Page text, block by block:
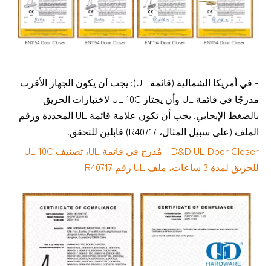
- في أمريكا الشمالية (قائمة UL): يجب أن يكون الجهاز الأقرب
مدرجًا في قائمة UL وأن يجتاز UL 10C لاختبارات الحريق
بالضغط الإيجابي. يجب أن تكون علامة قائمة UL المحددة ورقم
الملف (على سبيل المثال، R40717) قابلين للتحقق.
D&D UL Door Closer - مُدرج في قائمة UL، تصنيف UL 10C
للحريق لمدة 3 ساعات، ملف UL رقم R40717